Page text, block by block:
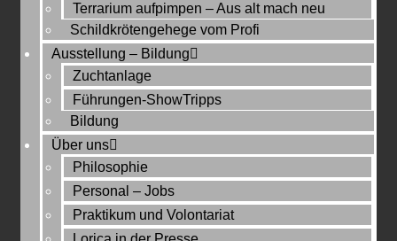
Terrarium aufpimpen – Aus alt mach neu
Schildkrötengehege vom Profi
Ausstellung – Bildung
Zuchtanlage
Führungen-ShowTripps
Bildung
Über uns
Philosophie
Personal – Jobs
Praktikum und Volontariat